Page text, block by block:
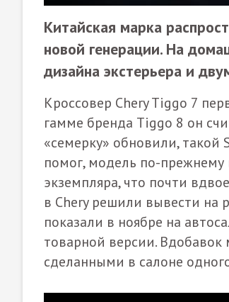
Китайская марка
новой генерации. На
дизайна экстерьера и
Кроссовер Chery Tiggo 7
гамме бренда Tiggo 8 он
«семерку» обновили, такой
помог, модель по-прежнему
экземпляра, что почти
в Chery решили вывести на
показали в ноябре на
товарной версии. Вдобавок
сделанными в салоне